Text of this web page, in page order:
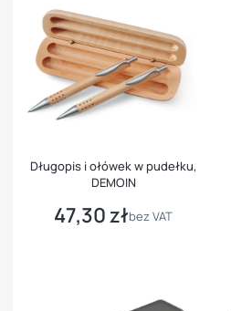
Długopis i ołówek w pudełku,
DEMOIN
Cena
47,30 złbez VAT